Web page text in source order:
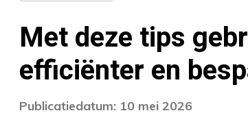
Met deze tips
efficiënter en
Publicatiedatum: 10 mei 2026